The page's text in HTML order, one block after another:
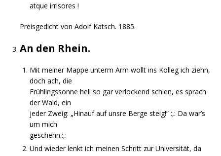
atque irrisores !
Preisgedicht von Adolf Katsch. 1885.
An den Rhein.
Mit meiner Mappe unterm Arm wollt ins Kolleg ich ziehn,
doch ach, die
Frühlingssonne hell so gar verlockend schien, es sprach
der Wald, ein
jeder Zweig: „Hinauf auf unsre Berge steig!” :,: Da war’s
um mich
geschehn.:,:
Und wieder lenkt ich meinen Schritt zur Universität, da